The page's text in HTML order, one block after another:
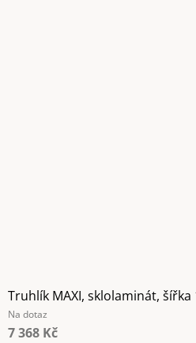
Truhlík MAXI, sklolaminát,
Na dotaz
7 368 Kč